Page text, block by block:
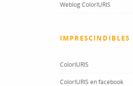
Weblog ColorIURIS
IMPRESCINDIBLES
ColorIURIS
ColorIURIS en facebook